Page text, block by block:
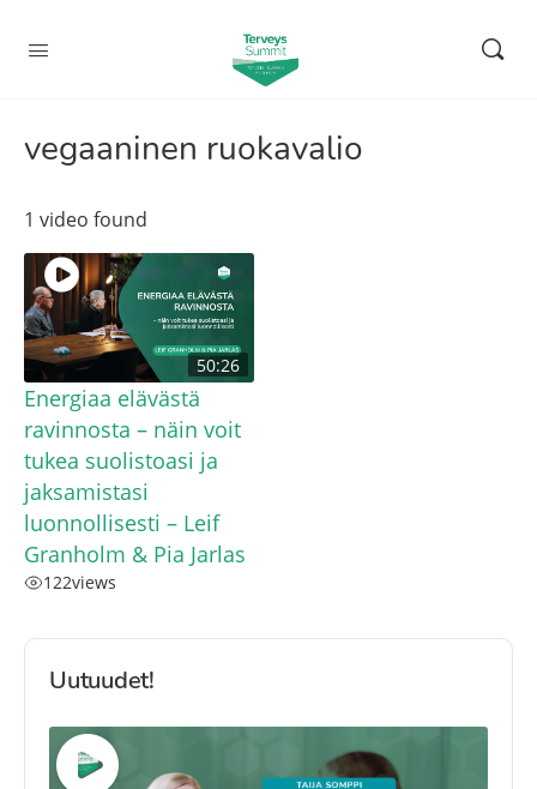
vegaaninen ruokavalio
1 video found
50:26
Energiaa elävästä
ravinnosta – näin voit
tukea suolistoasi ja
jaksamistasi
luonnollisesti – Leif
Granholm & Pia Jarlas
122views
Uutuudet!